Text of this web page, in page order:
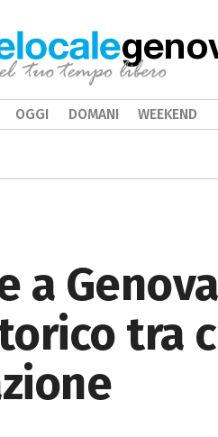
a
tra
OGGI DOMANI WEEKEND